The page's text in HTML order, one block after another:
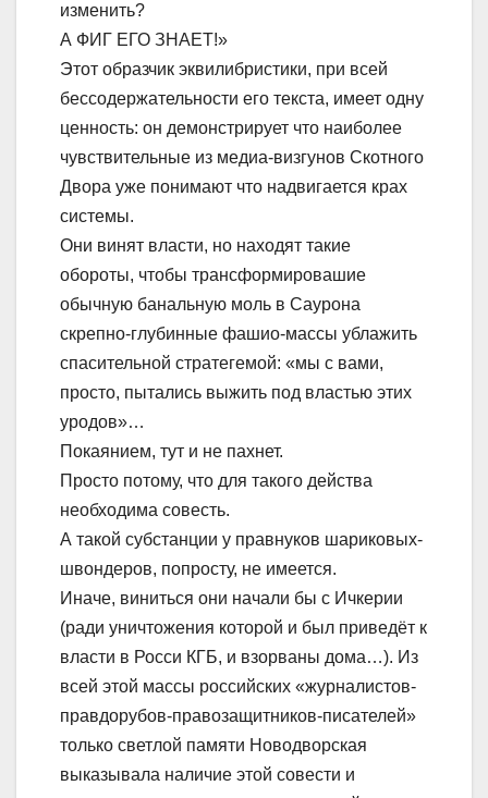
изменить?
А ФИГ ЕГО ЗНАЕТ!»
Этот образчик эквилибристики, при всей
бессодержательности его текста, имеет одну
ценность: он демонстрирует что наиболее
чувствительные из медиа-визгунов Скотного
Двора уже понимают что надвигается крах
системы.
Они винят власти, но находят такие
обороты, чтобы трансформировашие
обычную банальную моль в Саурона
скрепно-глубинные фашио-массы ублажить
спасительной стратегемой: «мы с вами,
просто, пытались выжить под властью этих
уродов»…
Покаянием, тут и не пахнет.
Просто потому, что для такого действа
необходима совесть.
А такой субстанции у правнуков шариковых-
швондеров, попросту, не имеется.
Иначе, виниться они начали бы с Ичкерии
(ради уничтожения которой и был приведёт к
власти в Росси КГБ, и взорваны дома…). Из
всей этой массы российских «журналистов-
правдорубов-правозащитников-писателей»
только светлой памяти Новодворская
выказывала наличие этой совести и